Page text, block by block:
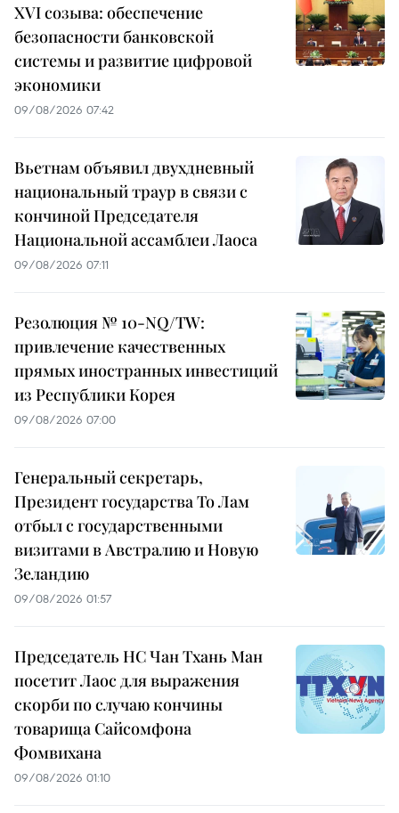
XVI созыва: обеспечение
безопасности банковской
системы и развитие цифровой
экономики
09/08/2026 07:42
Вьетнам объявил двухдневный
национальный траур в связи с
кончиной Председателя
Национальной ассамблеи Лаоса
09/08/2026 07:11
Резолюция № 10-NQ/TW:
привлечение качественных
прямых иностранных инвестиций
из Республики Корея
09/08/2026 07:00
Генеральный секретарь,
Президент государства То Лам
отбыл с государственными
визитами в Австралию и Новую
Зеландию
09/08/2026 01:57
Председатель НС Чан Тхань Ман
посетит Лаос для выражения
скорби по случаю кончины
товарища Сайсомфона
Фомвихана
09/08/2026 01:10